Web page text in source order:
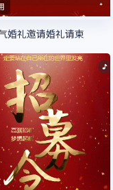
婚礼邀请婚礼请柬